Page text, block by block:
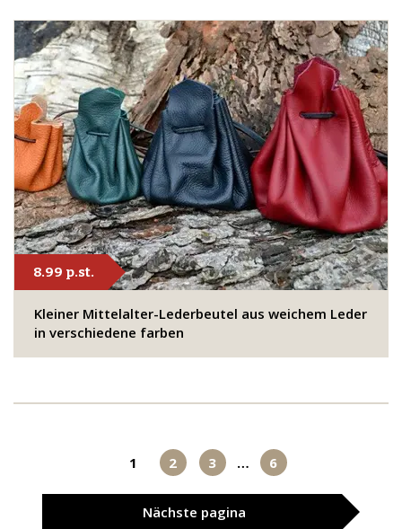
8.99 p.st.
​Kleiner Mittelalter-Lederbeutel aus weichem Leder
in verschiedene farben
1 2 3 … 6
Nächste pagina